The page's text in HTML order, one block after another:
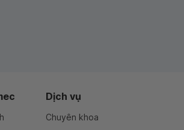
Dịch vụ
Chuyên khoa